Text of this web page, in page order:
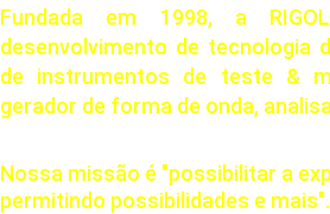
Fundada em 1998, a
desenvolvimento de tecnologia
de instrumentos de teste &
gerador de forma de onda,
Nossa missão é "possibilitar a
permitindo possibilidades e mais".